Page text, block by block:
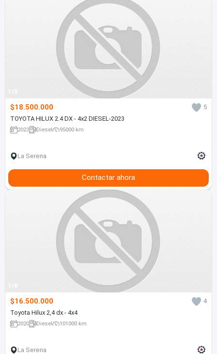
1/5
$18.500.000
5
TOYOTA HILUX 2.4 DX - 4x2 DIESEL-2023
2023 Diesel 95000 km
La Serena
Contactar ahora
1/6
$16.500.000
4
Toyota Hilux 2,4 dx - 4x4
2020 Diesel 101000 km
La Serena